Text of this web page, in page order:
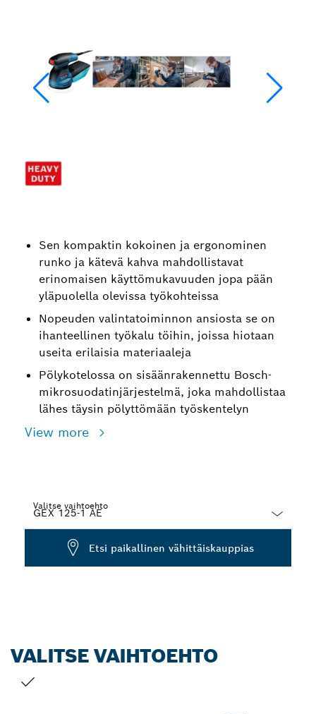
Sen kompaktin kokoinen ja ergonominen
runko ja kätevä kahva mahdollistavat
erinomaisen käyttömukavuuden jopa pään
yläpuolella olevissa työkohteissa
Nopeuden valintatoiminnon ansiosta se on
ihanteellinen työkalu töihin, joissa hiotaan
useita erilaisia materiaaleja
Pölykotelossa on sisäänrakennettu Bosch-
mikrosuodatinjärjestelmä, joka mahdollistaa
lähes täysin pölyttömään työskentelyn
View more
Valitse vaihtoehto
Dropdown
Etsi paikallinen vähittäiskauppias
VALITSE VAIHTOEHTO